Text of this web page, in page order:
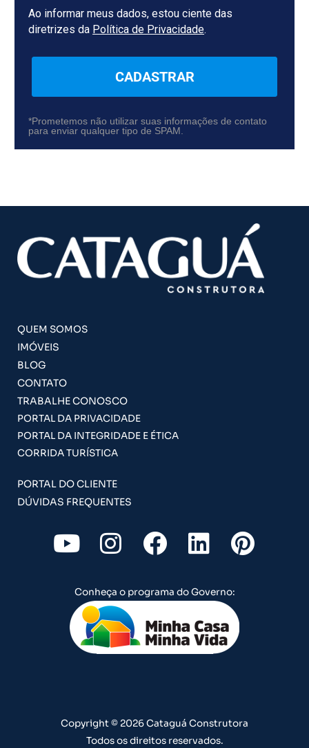
Ao informar meus dados, estou ciente das
diretrizes da Política de Privacidade.
CADASTRAR
*Prometemos não utilizar suas informações de contato
para enviar qualquer tipo de SPAM.
QUEM SOMOS
IMÓVEIS
BLOG
CONTATO
TRABALHE CONOSCO
PORTAL DA PRIVACIDADE
PORTAL DA INTEGRIDADE E ÉTICA
CORRIDA TURÍSTICA
PORTAL DO CLIENTE
DÚVIDAS FREQUENTES
Y
o
u
t
u
b
I
n
s
t
a
g
m
F
a
c
e
b
o
L
i
n
k
e
d
P
i
t
Conheça o programa do Governo:
Copyright © 2026 Cataguá Construtora
Todos os direitos reservados.